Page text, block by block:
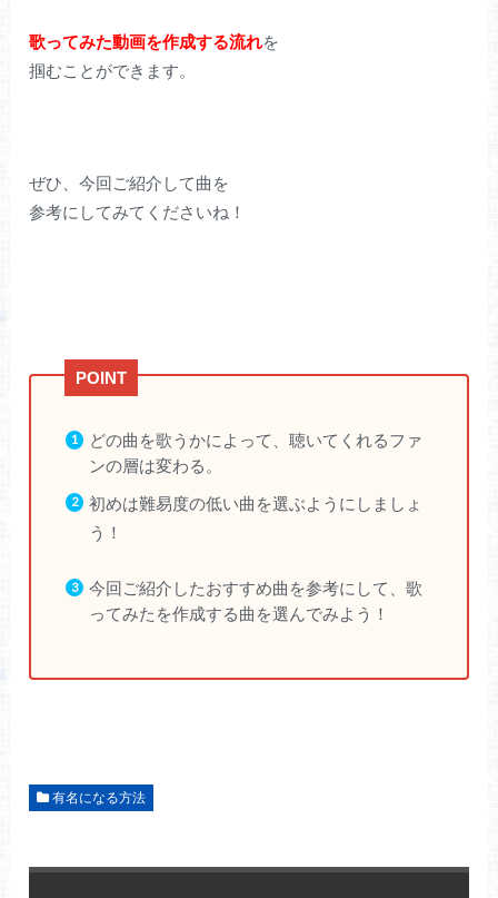
歌ってみた動画を作成する流れを
掴むことができます。
ぜひ、今回ご紹介して曲を
参考にしてみてくださいね！
どの曲を歌うかによって、聴いてくれるファ
ンの層は変わる。
初めは難易度の低い曲を選ぶようにしましょ
う！
今回ご紹介したおすすめ曲を参考にして、歌
ってみたを作成する曲を選んでみよう！
有名になる方法